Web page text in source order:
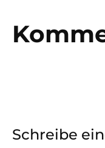
Schreibe